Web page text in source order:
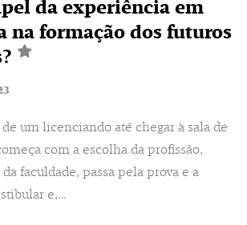
da experiência em
na formação dos futuros
um licenciando até chegar à sala de
com a escolha da profissão,
faculdade, passa pela prova e a
e,…